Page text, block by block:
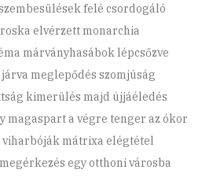
felé csordogáló
elvérzett monarchia
márványhasábok lépcsőzve
meglepődés szomjúság
kimerülés majd újjáéledés
magaspart a végre tenger az ókor
viharbóják mátrixa elégtétel
egy otthoni városba